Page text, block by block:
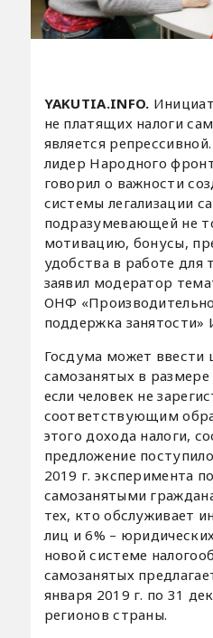
YAKUTIA.INFO.
не платящих налоги
является
лидер Народного
говорил о важности
системы легализации
подразумевающей не
мотивацию, бонусы,
удобства в работе для
заявил модератор
ОНФ
поддержка занятости»
Госдума может
самозанятых в
если человек не
соответствующим
этого дохода налоги,
предложение
2019 г. эксперимента
самозанятыми
тех, кто обслуживает
лиц и 6% –
новой системе
самозанятых
января 2019 г. по 31
регионов страны.